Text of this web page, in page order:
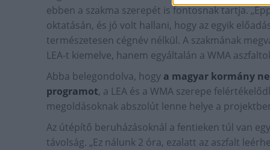
ebben a szakma szerepét is fontosnak tartja.
oktatásán, és jó volt hallani, hogy az egyik
természetesen cégnév nélkül. A szakmának
LEA-t kiemelve, hanem egyáltalán a WMA
Abba belegondolva, hogy a magyar kormány
programot, a LEA és a WMA szerepe
megoldásoknak abszolút lenne helye a
Az útépítő beruházásoknál a fentieken túl van
távolság. „Ez nálunk 2 óra, ezalatt az aszfalt